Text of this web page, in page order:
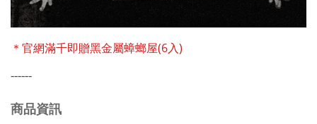
＊官網滿千即贈黑金屬蟑螂屋(6入)
------
商品資訊